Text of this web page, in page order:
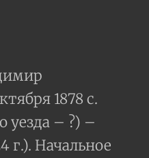
1878 с.
уезда – ?) –
г.). Начальное